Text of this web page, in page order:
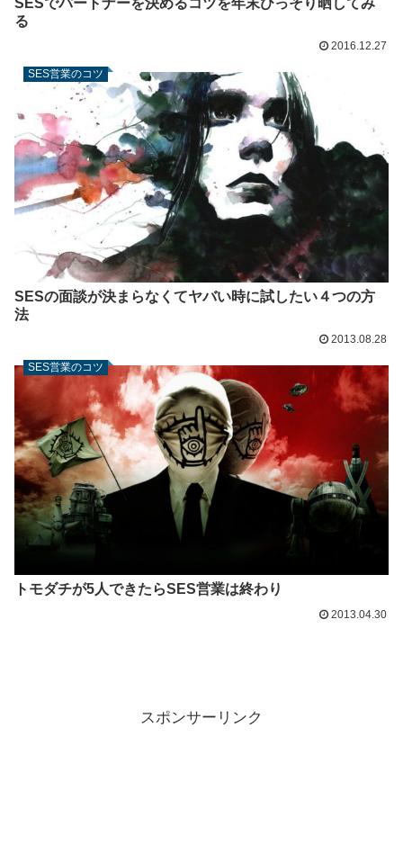
る
2016.12.27
SES営業のコツ
SESの面談が決まらなくてヤバい時に試したい４つの方
法
2013.08.28
SES営業のコツ
トモダチが5人できたらSES営業は終わり
2013.04.30
スポンサーリンク